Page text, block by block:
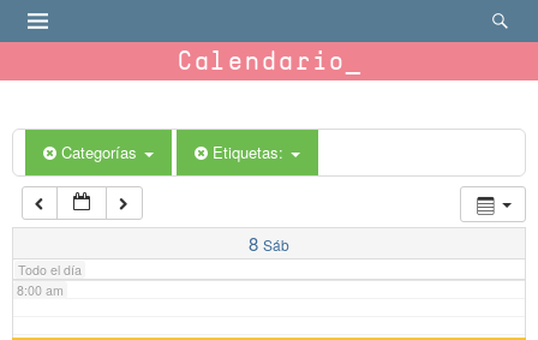
Calendario
Categorías Etiquetas:
8 Sáb
Todo el día
6:00 am
7:00 am
8:00 am